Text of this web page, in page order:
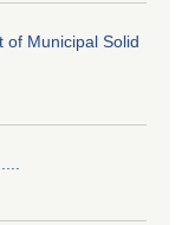
of Municipal Solid